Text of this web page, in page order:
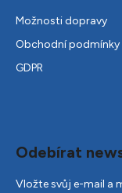
Možnosti dopravy
Obchodní podmínky
GDPR
Odebírat
Vložte svůj e-mail a